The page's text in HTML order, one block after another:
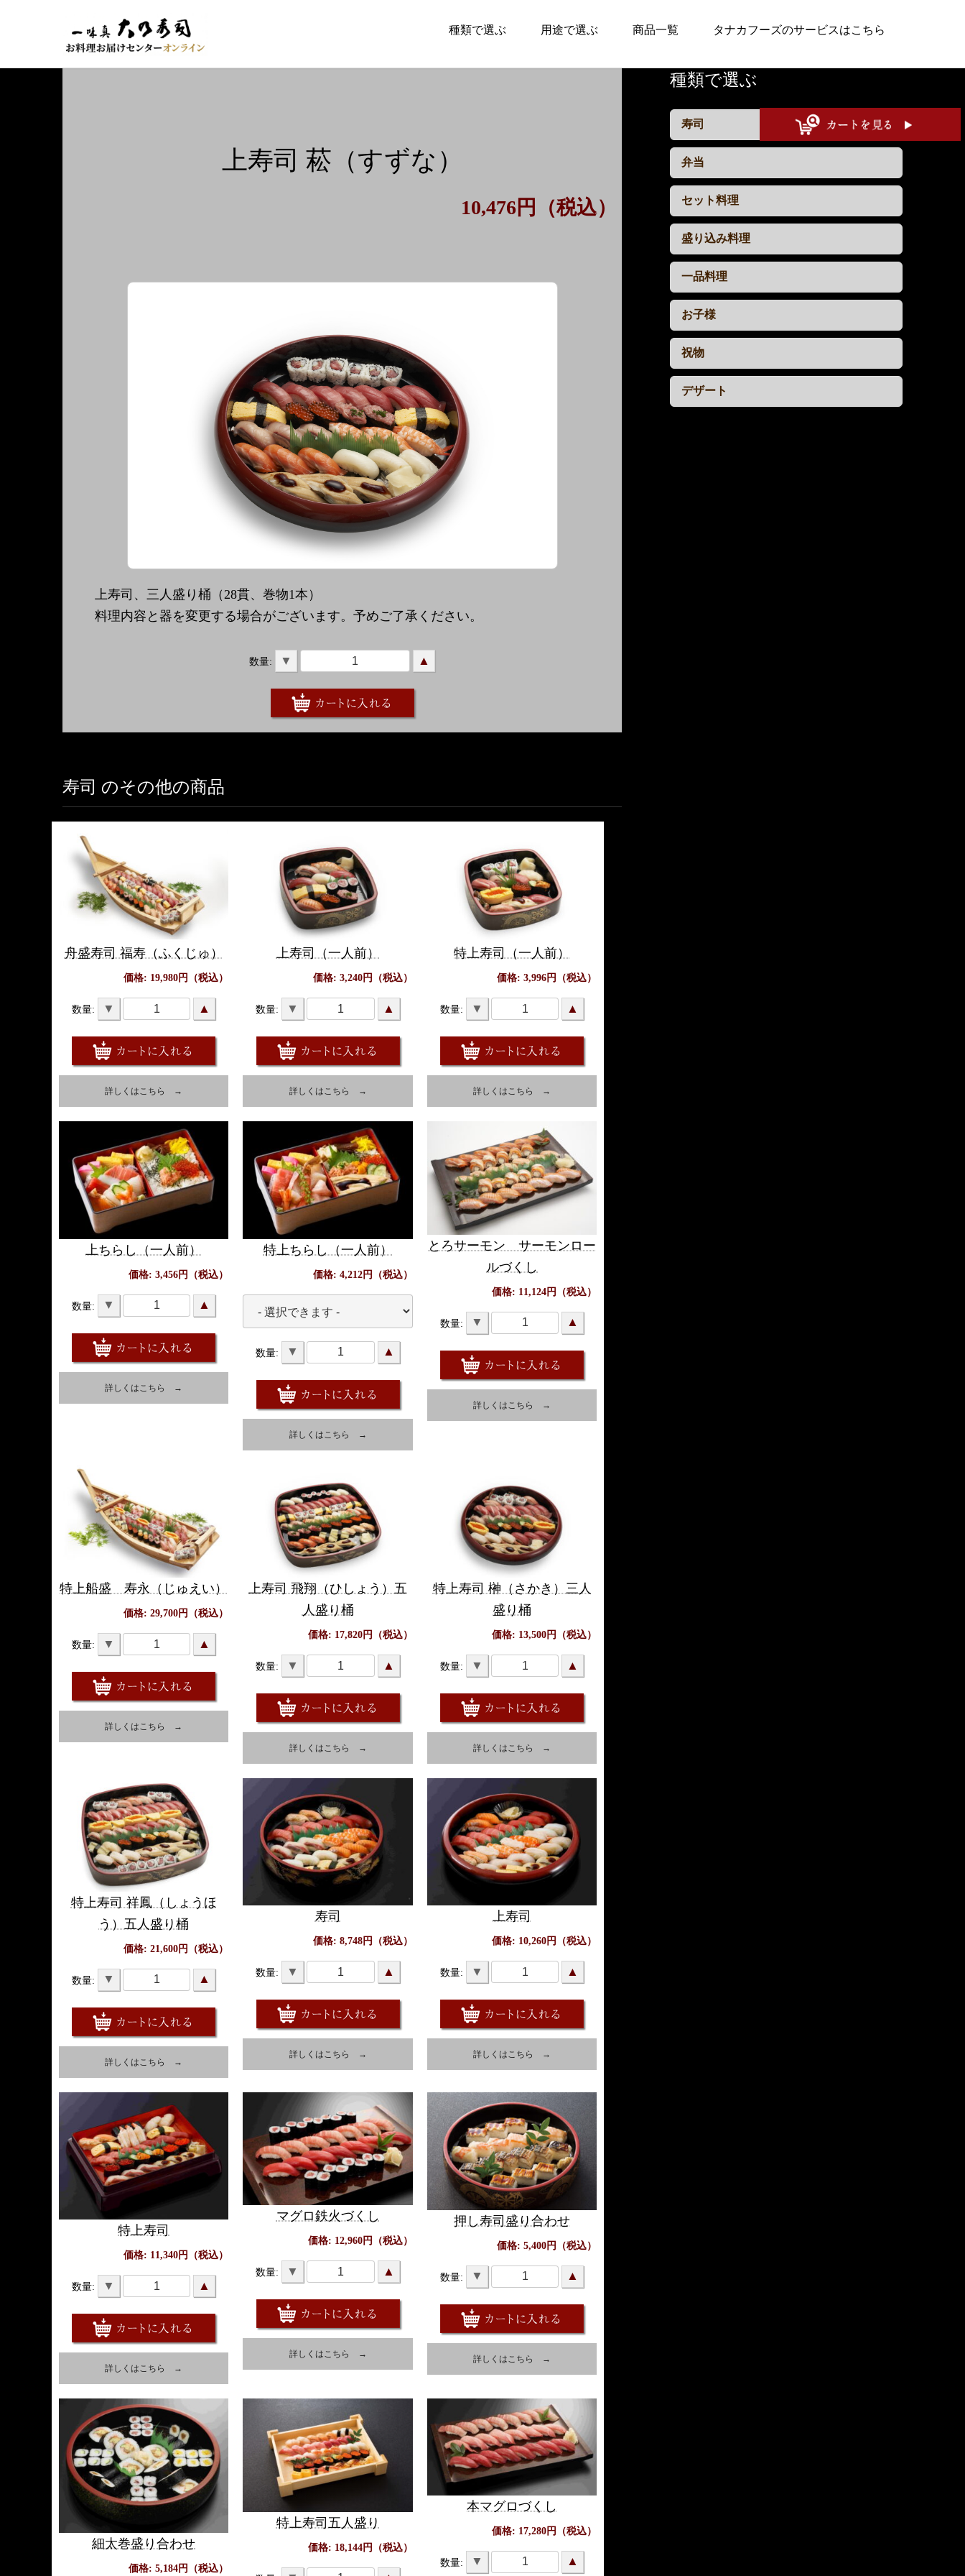
ツ
シ
種類で選ぶ 用途で選ぶ 商品一覧 タナカフーズのサービスはこちら
上寿司 菘（すずな）
10,476円（税込）
上寿司、三人盛り桶（28貫、巻物1本）
料理内容と器を変更する場合がございます。予めご了承ください。
数量: ▼ ▲
寿司 のその他の商品
舟盛寿司 福寿（ふくじゅ）
価格: 19,980円（税込）
数量: ▼ ▲
詳しくはこちら →
上寿司（一人前）
価格: 3,240円（税込）
数量: ▼ ▲
詳しくはこちら →
特上寿司（一人前）
価格: 3,996円（税込）
数量: ▼ ▲
詳しくはこちら →
上ちらし（一人前）
価格: 3,456円（税込）
数量: ▼ ▲
詳しくはこちら →
特上ちらし（一人前）
価格: 4,212円（税込）
数量: ▼ ▲
詳しくはこちら →
とろサーモン サーモンロー
ルづくし
価格: 11,124円（税込）
数量: ▼ ▲
詳しくはこちら →
特上船盛 寿永（じゅえい）
価格: 29,700円（税込）
数量: ▼ ▲
詳しくはこちら →
上寿司 飛翔（ひしょう）五
人盛り桶
価格: 17,820円（税込）
数量: ▼ ▲
詳しくはこちら →
特上寿司 榊（さかき）三人
盛り桶
価格: 13,500円（税込）
数量: ▼ ▲
詳しくはこちら →
特上寿司 祥鳳（しょうほ
う）五人盛り桶
価格: 21,600円（税込）
数量: ▼ ▲
詳しくはこちら →
寿司
価格: 8,748円（税込）
数量: ▼ ▲
詳しくはこちら →
上寿司
価格: 10,260円（税込）
数量: ▼ ▲
詳しくはこちら →
特上寿司
価格: 11,340円（税込）
数量: ▼ ▲
詳しくはこちら →
マグロ鉄火づくし
価格: 12,960円（税込）
数量: ▼ ▲
詳しくはこちら →
押し寿司盛り合わせ
価格: 5,400円（税込）
数量: ▼ ▲
詳しくはこちら →
細太巻盛り合わせ
価格: 5,184円（税込）
特上寿司五人盛り
価格: 18,144円（税込）
本マグロづくし
価格: 17,280円（税込）
数量: ▼ ▲
種類で選ぶ
寿司
弁当
セット料理
盛り込み料理
一品料理
お子様
祝物
デザート